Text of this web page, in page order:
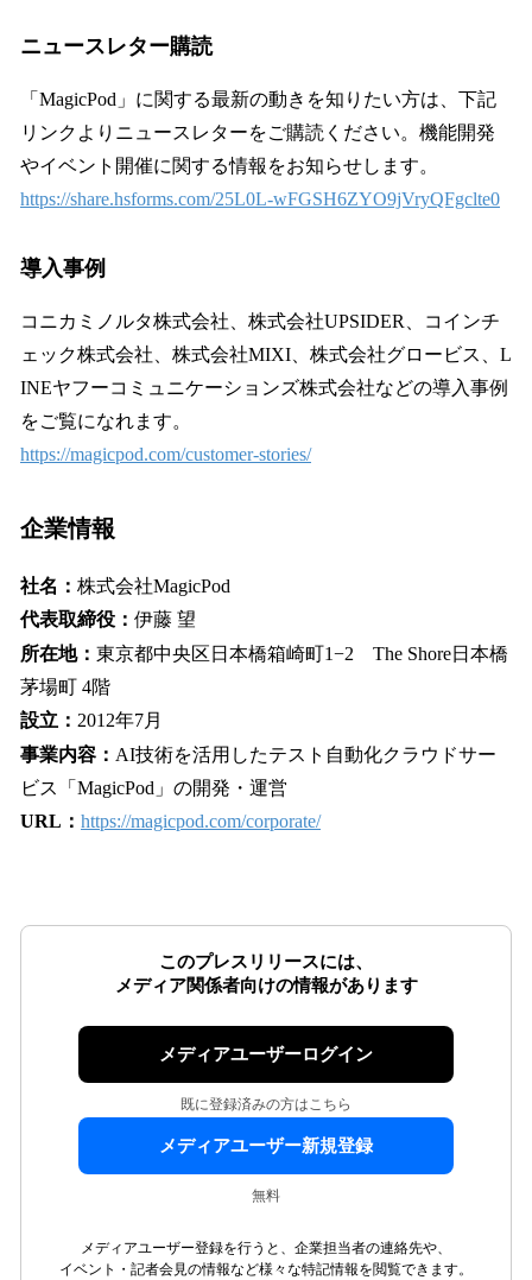
ニュースレター購読
「MagicPod」に関する最新の動きを知りたい方は、下記
リンクよりニュースレターをご購読ください。機能開発
やイベント開催に関する情報をお知らせします。
https://share.hsforms.com/25L0L-wFGSH6ZYO9jVryQFgclte0
導入事例
コニカミノルタ株式会社、株式会社UPSIDER、コインチ
ェック株式会社、株式会社MIXI、株式会社グロービス、L
INEヤフーコミュニケーションズ株式会社などの導入事例
をご覧になれます。
https://magicpod.com/customer-stories/
企業情報
社名： 株式会社MagicPod
代表取締役： 伊藤 望
所在地： 東京都中央区日本橋箱崎町1−2 The Shore日本橋
茅場町 4階
設立： 2012年7月
事業内容： AI技術を活用したテスト自動化クラウドサー
ビス「MagicPod」の開発・運営
URL： https://magicpod.com/corporate/
このプレスリリースには、
メディア関係者向けの情報があります
メディアユーザーログイン
既に登録済みの方はこちら
メディアユーザー新規登録
無料
メディアユーザー登録を行うと、企業担当者の連絡先や、
イベント・記者会見の情報など様々な特記情報を閲覧できます。